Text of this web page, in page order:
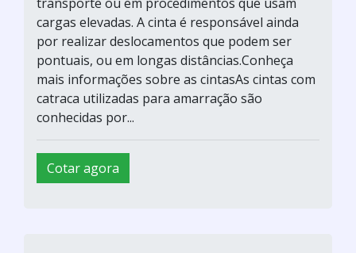
cargas elevadas. A cinta é responsável ainda
por realizar deslocamentos que podem ser
pontuais, ou em longas distâncias.Conheça
mais informações sobre as cintasAs cintas com
catraca utilizadas para amarração são
conhecidas por...
Cotar agora